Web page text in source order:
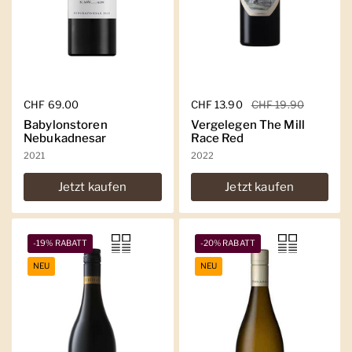
Regulärer Preis
CHF 69.00
Babylonstoren
Nebukadnesar
2021
Jetzt kaufen
Regulärer Preis
CHF 13.90 Sale-Preis
CHF 19.90
Vergelegen The Mill
Race Red
2022
Jetzt kaufen
-19% RABATT
NEU
-20% RABATT
NEU